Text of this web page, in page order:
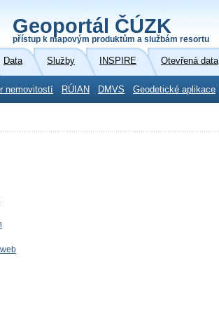
Geoportál ČÚZK
přístup k mapovým produktům a službám resortu
Data Služby INSPIRE Otevřená data
nemovitostí RÚIAN DMVS Geodetické aplikace